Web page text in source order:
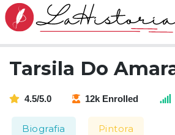
Tarsila Do
4.5/5.0 12k Enrolled
Biografia Pintora